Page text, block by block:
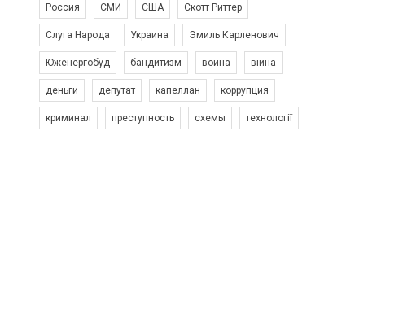
Россия СМИ США Скотт Риттер
Слуга Народа Украина Эмиль Карленович
Юженергобуд бандитизм война війна
деньги депутат капеллан коррупция
криминал преступность схемы технології